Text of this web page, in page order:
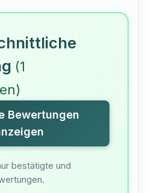
(1
Bewertungen
bestätigte und